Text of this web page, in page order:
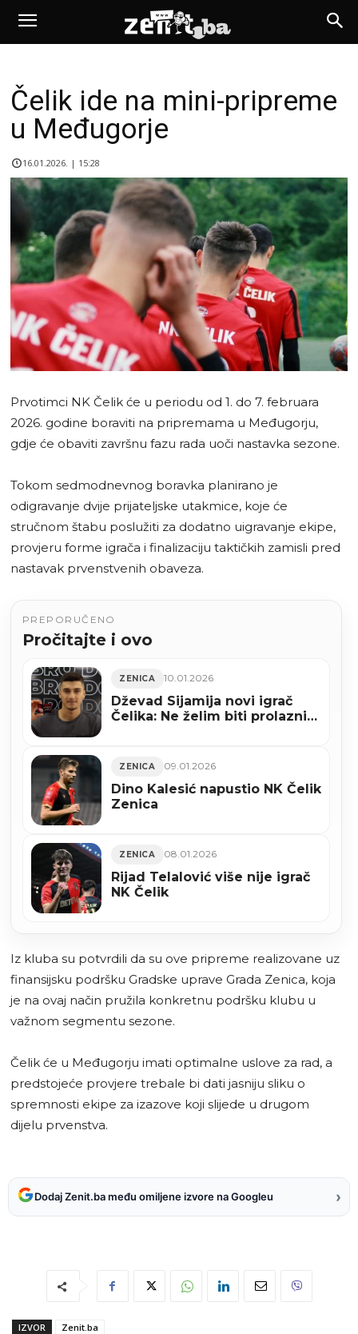
Čelik ide na mini-pripreme
u Međugorje
16.01.2026. | 15:28
Prvotimci NK Čelik će u periodu od 1. do 7. februara
2026. godine boraviti na pripremama u Međugorju,
gdje će obaviti završnu fazu rada uoči nastavka sezone.
Tokom sedmodnevnog boravka planirano je
odigravanje dvije prijateljske utakmice, koje će
stručnom štabu poslužiti za dodatno uigravanje ekipe,
provjeru forme igrača i finalizaciju taktičkih zamisli pred
nastavak prvenstvenih obaveza.
PREPORUČENO
Pročitajte i ovo
ZENICA 10.01.2026
Dževad Sijamija novi igrač
Čelika: Ne želim biti prolaznik
ZENICA 09.01.2026
Dino Kalesić napustio NK Čelik
Zenica
ZENICA 08.01.2026
Rijad Telalović više nije igrač
NK Čelik
Iz kluba su potvrdili da su ove pripreme realizovane uz
finansijsku podršku Gradske uprave Grada Zenica, koja
je na ovaj način pružila konkretnu podršku klubu u
važnom segmentu sezone.
Čelik će u Međugorju imati optimalne uslove za rad, a
predstojeće provjere trebale bi dati jasniju sliku o
spremnosti ekipe za izazove koji slijede u drugom
dijelu prvenstva.
Dodaj Zenit.ba među omiljene izvore na Googleu ›
IZVOR
Zenit.ba